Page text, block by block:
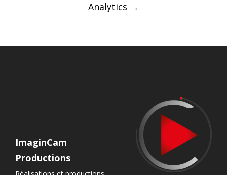
Analytics →
ImaginCam
Productions